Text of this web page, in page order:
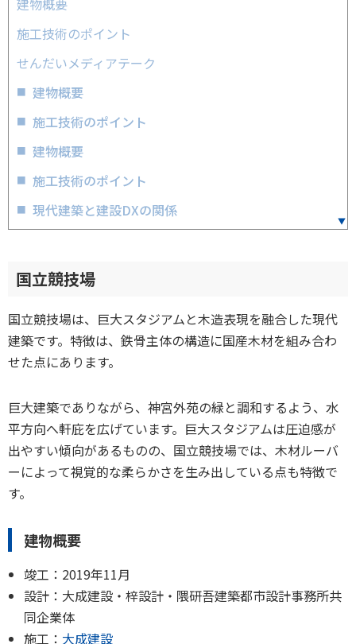
建物概要
施工技術のポイント
せんだいメディアテーク
建物概要
施工技術のポイント
建物概要
施工技術のポイント
現代建築と建設DXの関係
国立競技場
国立競技場は、巨大スタジアムと木造表現を融合した現代
建築です。特徴は、鉄骨主体の構造に国産木材を組み合わ
せた点にあります。
巨大建築でありながら、神宮外苑の緑と調和するよう、水
平方向へ軒庇を広げています。巨大スタジアムは圧迫感が
出やすい傾向があるものの、国立競技場では、木材ルーバ
ーによって視覚的な柔らかさを生み出している点も特徴で
す。
建物概要
竣工：2019年11月
設計：大成建設・梓設計・隈研吾建築都市設計事務所共
同企業体
施工： 大成建設